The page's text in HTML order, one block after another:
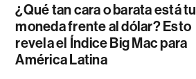
¿Qué tan cara o barata está tu
moneda frente al dólar? Esto
revela el Índice Big Mac para
América Latina